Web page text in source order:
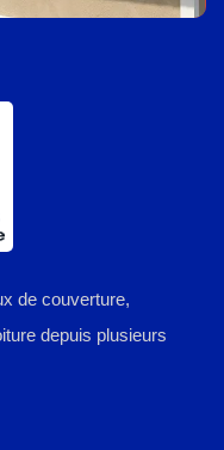
de couverture,
depuis plusieurs